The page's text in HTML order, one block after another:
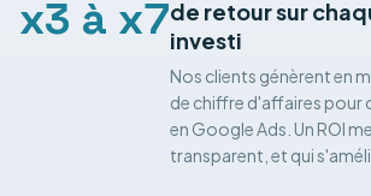
x3 à x7de retour sur
investi
Nos clients génèrent en
de chiffre d'affaires pour
en Google Ads. Un ROI
transparent, et qui